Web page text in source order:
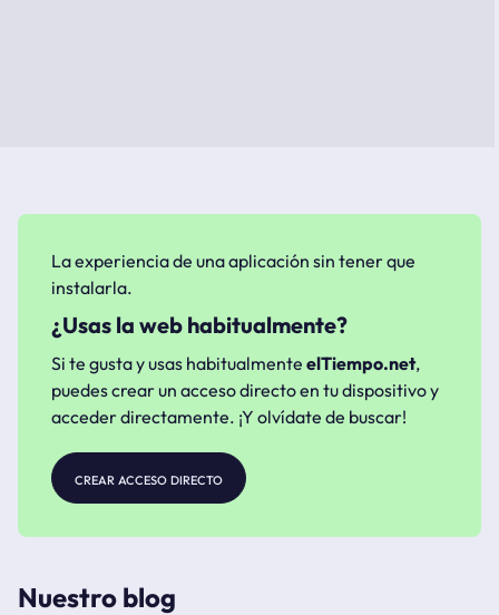
La experiencia de una aplicación sin tener que
instalarla.
¿Usas la web habitualmente?
Si te gusta y usas habitualmente elTiempo.net,
puedes crear un acceso directo en tu dispositivo y
acceder directamente. ¡Y olvídate de buscar!
crear acceso directo
Nuestro blog